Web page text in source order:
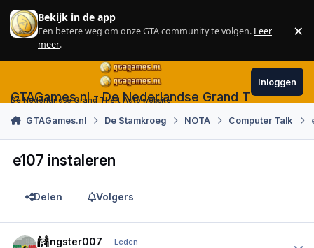
Skip to content
Bekijk in de app
Een betere weg om onze GTA community te volgen. Leer
meer.
×
GTAGames.nl - De Nederlandse Grand Theft Auto
De Nederlandse Grand Theft Auto website!
Inloggen
GTAGames.nl De Stamkroeg NOTA Computer Talk
e107 instaleren
Delen Volgers
gangster007 Leden